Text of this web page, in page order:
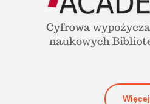
Więcej